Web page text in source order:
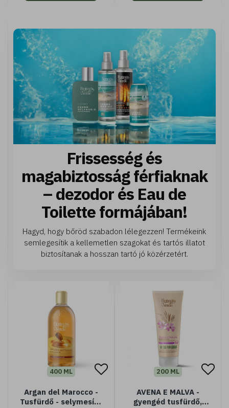
Frissesség és
magabiztosság férfiaknak
– dezodor és Eau de
Toilette formájában!
Hagyd, hogy bőröd szabadon lélegezzen! Termékeink
semlegesítik a kellemetlen szagokat és tartós illatot
biztosítanak a hosszan tartó jó közérzetért.
400 ML
Argan del Marocco -
Tusfürdő - selymesítő
200 ML
AVENA E MALVA -
gyengéd tusfürdő,